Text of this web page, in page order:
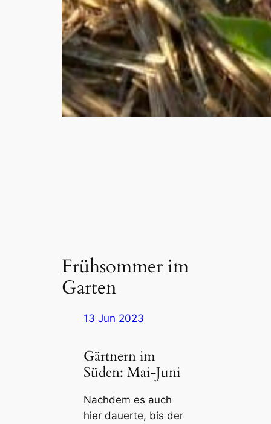
Frühsommer im
Garten
13 Jun 2023
Gärtnern im
Süden: Mai-Juni
Nachdem es auch
hier dauerte, bis der